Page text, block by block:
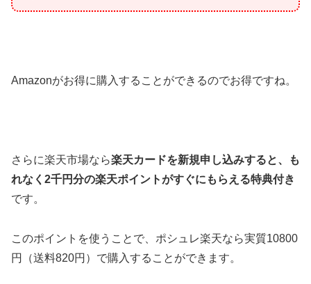
Amazonがお得に購入することができるのでお得ですね。
さらに楽天市場なら楽天カードを新規申し込みすると、も
れなく2千円分の楽天ポイントがすぐにもらえる特典付き
です。
このポイントを使うことで、ポシュレ楽天なら実質10800
円（送料820円）で購入することができます。